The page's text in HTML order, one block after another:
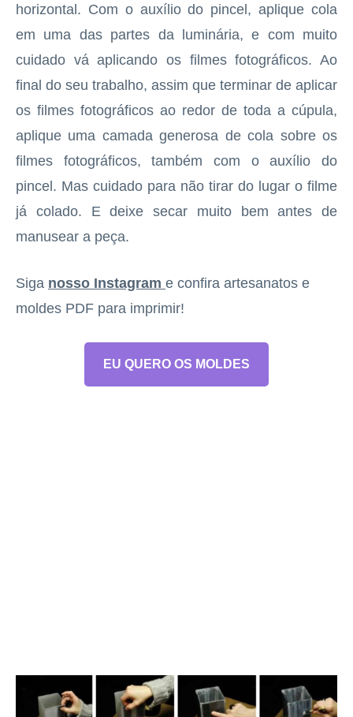
horizontal. Com o auxílio do pincel, aplique cola
em uma das partes da luminária, e com muito
cuidado vá aplicando os filmes fotográficos. Ao
final do seu trabalho, assim que terminar de aplicar
os filmes fotográficos ao redor de toda a cúpula,
aplique uma camada generosa de cola sobre os
filmes fotográficos, também com o auxílio do
pincel. Mas cuidado para não tirar do lugar o filme
já colado. E deixe secar muito bem antes de
manusear a peça.
Siga nosso Instagram e confira artesanatos e
moldes PDF para imprimir!
EU QUERO OS MOLDES